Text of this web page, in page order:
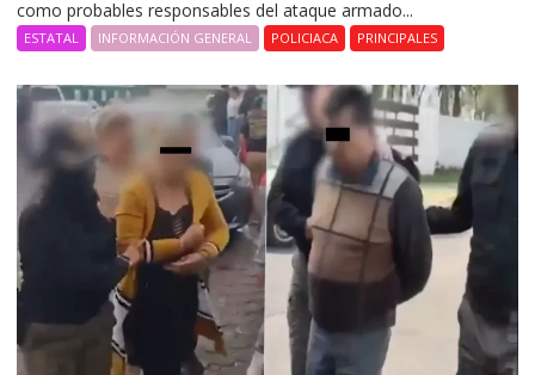
como probables responsables del ataque armado...
ESTATAL INFORMACIÓN GENERAL POLICIACA PRINCIPALES